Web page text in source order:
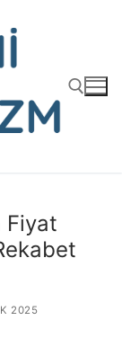
Fiyat
2025